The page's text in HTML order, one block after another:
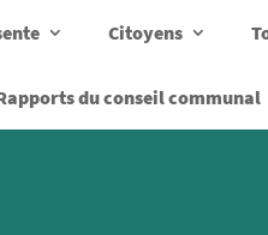
Citoyens
du conseil communal